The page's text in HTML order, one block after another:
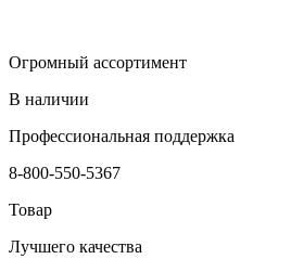
Огромный ассортимент
В наличии
Профессиональная поддержка
8-800-550-5367
Товар
Лучшего качества